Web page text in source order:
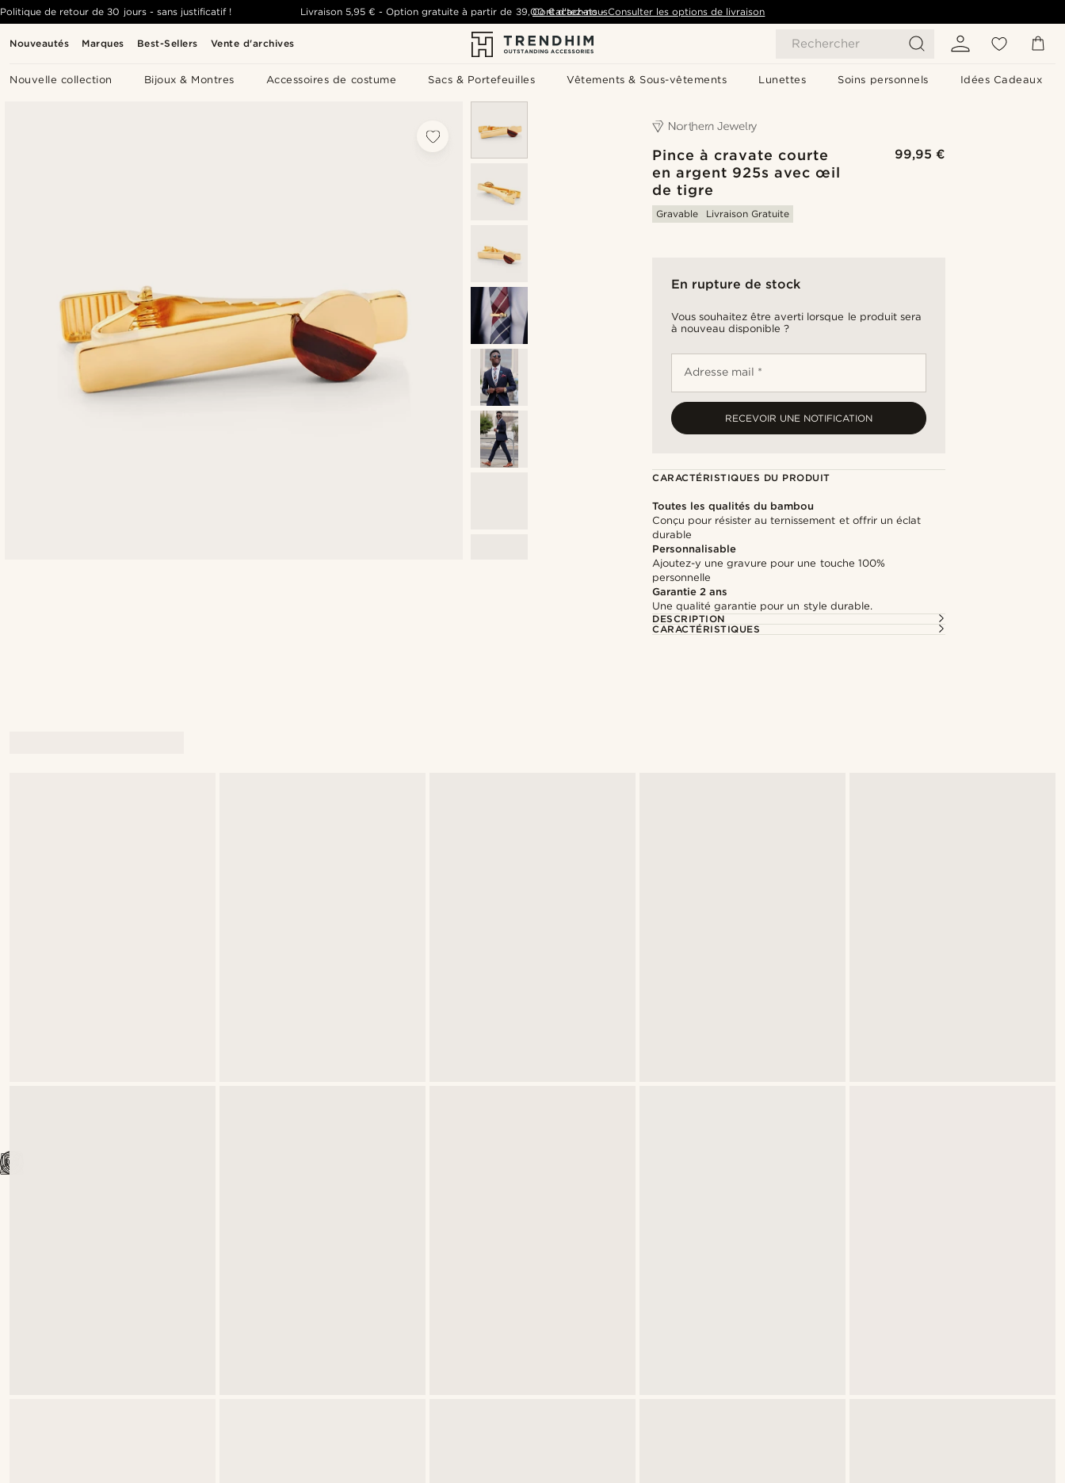
Nouveautés Marques Best-Sellers Vente d'archives Rechercher
Nouvelle collection Bijoux & Montres Accessoires de costume Sacs & Portefeuilles Vêtements & Sous-vêtements Lunettes Soins personnels Idées Cadeaux
Politique de retour de 30 jours - sans justificatif ! Livraison 5,95 € -Option gratuite à partir de 39,00 € d'achats- Consulter les options de livraison
Contactez-nous
Pince à cravate courte
en argent 925s avec œil
de tigre
99,95 €
Gravable Livraison Gratuite
En rupture de stock
Vous souhaitez être averti lorsque le produit sera
à nouveau disponible ?
Adresse mail *
RECEVOIR UNE NOTIFICATION
CARACTÉRISTIQUES DU PRODUIT
Toutes les qualités du bambou
Conçu pour résister au ternissement et offrir un éclat
durable
Personnalisable
Ajoutez-y une gravure pour une touche 100%
personnelle
Garantie 2 ans
Une qualité garantie pour un style durable.
DESCRIPTION
CARACTÉRISTIQUES